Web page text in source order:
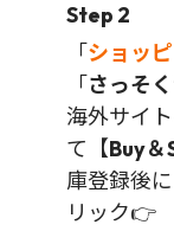
Step 2
「ショッ
「さっそ
海外サイ
て【Buy＆
庫登録後
リック👉